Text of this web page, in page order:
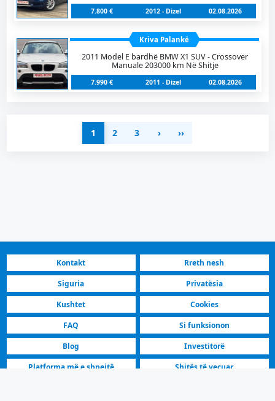
7.800 € 2012 - Dizel 02.08.2026
Kriva Palankë
2011 Model E bardhë BMW X1 SUV - Crossover
Manuale 203000 km Në Shitje
7.990 € 2011 - Dizel 02.08.2026
1 2 3 › ››
Kontakt
Rreth nesh
Siguria
Privatësia
Kushtet
Cookies
FAQ
Si funksionon
Blog
Investitorë
Platforma më e shpejtë
Shitës të veçuar